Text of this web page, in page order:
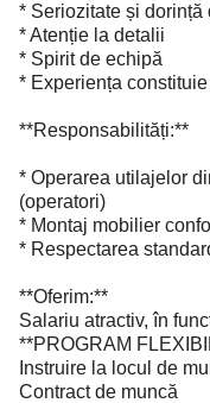
* Seriozitate și dorință
* Atenție la detalii
* Spirit de echipă
* Experiența
**Responsabilități:**
* Operarea utilajelor
(operatori)
* Montaj mobilier
* Respectarea
**Oferim:**
Salariu atractiv, în
**PROGRAM
Instruire la locul de
Contract de muncă